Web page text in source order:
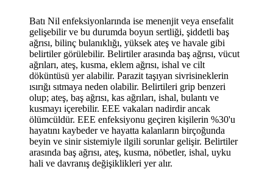
Batı Nil enfeksiyonlarında ise menenjit veya ensefalit
gelişebilir ve bu durumda boyun sertliği, şiddetli baş
ağrısı, bilinç bulanıklığı, yüksek ateş ve havale gibi
belirtiler görülebilir. Belirtiler arasında baş ağrısı, vücut
ağrıları, ateş, kusma, eklem ağrısı, ishal ve cilt
döküntüsü yer alabilir. Parazit taşıyan sivrisineklerin
ısırığı sıtmaya neden olabilir. Belirtileri grip benzeri
olup; ateş, baş ağrısı, kas ağrıları, ishal, bulantı ve
kusmayı içerebilir. EEE vakaları nadirdir ancak
ölümcüldür. EEE enfeksiyonu geçiren kişilerin %30'u
hayatını kaybeder ve hayatta kalanların birçoğunda
beyin ve sinir sistemiyle ilgili sorunlar gelişir. Belirtiler
arasında baş ağrısı, ateş, kusma, nöbetler, ishal, uyku
hali ve davranış değişiklikleri yer alır.